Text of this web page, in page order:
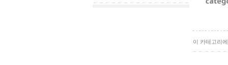
이 카테고리